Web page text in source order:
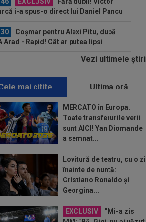
i-a spus-o direct lui Daniel Pancu
Coșmar pentru Alexi Pitu, după
Arad - Rapid! Cât ar putea lipsi
Rodri nu stă la discuții! Decizia
Transferul lui Marco Dulca a fost
Jucătorul lui Inter, cucerit de
Chivu, chiar dacă i-a schimbat
și a dat verdictul: nu numai penalty,
FOTO
Voia să plece la
dar hoții i-au furat roțile de
România - Lituania: ”Cel mai
Vezi ultimele ştiri
mai citite Ultima oră
MERCATO în Europa.
Toate transferurile verii
sunt AICI! Yan Diomande
a semnat...
Lovitură de teatru, cu o zi
înainte de nuntă:
Cristiano Ronaldo și
Georgina...
EXCLUSIV
”Mi-a zis